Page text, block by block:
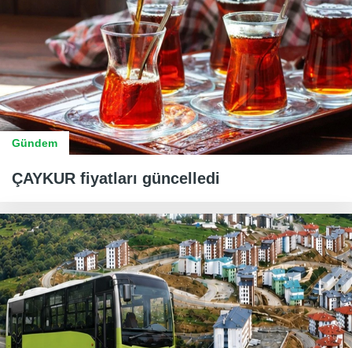
Gündem
ÇAYKUR fiyatları güncelledi